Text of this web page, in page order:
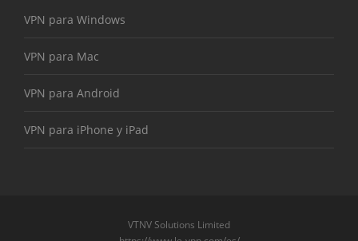
VPN para Windows
VPN para Mac
VPN para Android
VPN para iPhone y iPad
VTNV Solutions Limited